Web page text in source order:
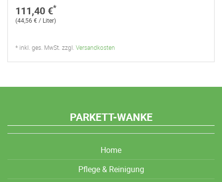
111,40 €*
(44,56 € / Liter)
* inkl. ges. MwSt. zzgl. Versandkosten
PARKETT-WANKE
Home
Pflege & Reinigung